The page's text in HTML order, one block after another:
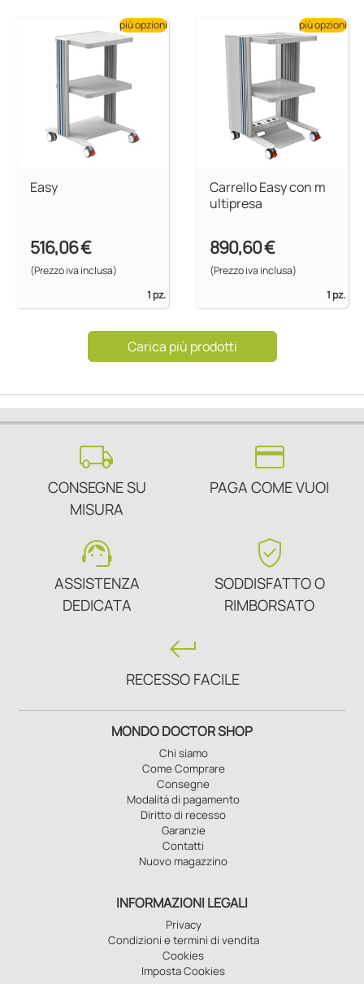
Easy
516,06 €
(Prezzo iva inclusa)
1 pz.
più opzioni
Carrello Easy con m
ultipresa
890,60 €
(Prezzo iva inclusa)
1 pz.
più opzioni
Carica più prodotti
local_shipping
CONSEGNE SU
MISURA
credit_card
PAGA COME VUOI
support_agent
ASSISTENZA
DEDICATA
verified_user
SODDISFATTO O
RIMBORSATO
keyboard_return
RECESSO FACILE
MONDO DOCTOR SHOP
Chi siamo
Come Comprare
Consegne
Modalità di pagamento
Diritto di recesso
Garanzie
Contatti
Nuovo magazzino
INFORMAZIONI LEGALI
Privacy
Condizioni e termini di vendita
Cookies
Imposta Cookies